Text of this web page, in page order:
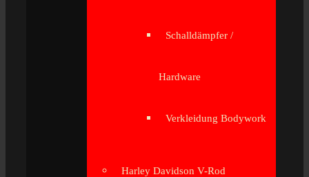
Schalldämpfer /
Hardware
Verkleidung Bodywork
Harley Davidson V-Rod